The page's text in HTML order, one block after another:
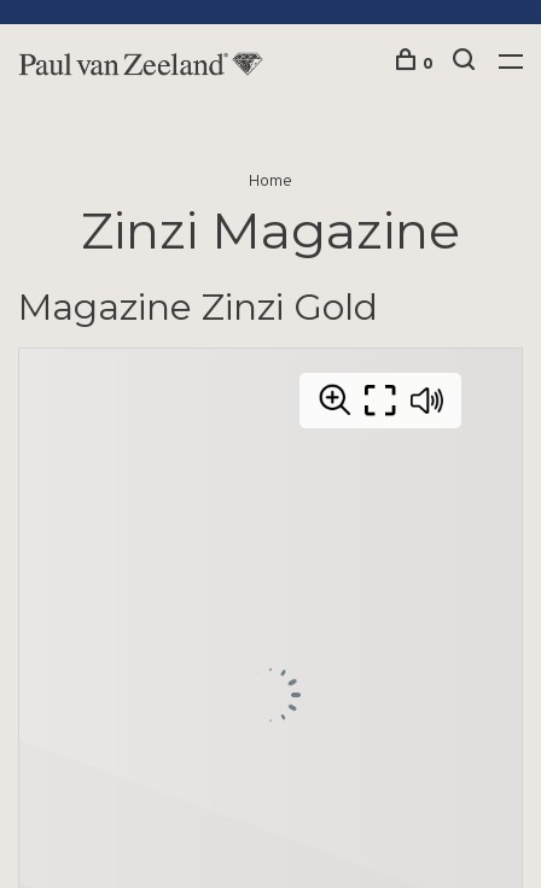
0
Home
Zinzi Magazine
Magazine Zinzi Gold